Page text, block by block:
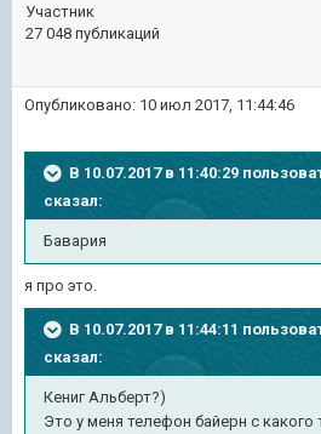
Участник
27 048 публикаций
Опубликовано: 10 июл 2017, 11:44:46
В 10.07.2017 в 11:40:29
сказал:
Бавария
я про это.
В 10.07.2017 в 11:44:11
сказал:
Кениг Альберт?)
Это у меня телефон байерн с какого